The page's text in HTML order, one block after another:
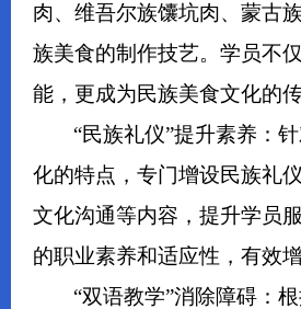
肉、维吾尔族馕坑肉、蒙古
族美食的制作技艺。学员不
能，更成为民族美食文化的
“民族礼仪”提升素养：
化的特点，专门增设民族礼
文化沟通等内容，提升学员
的职业素养和适应性，有效
“双语教学”消除障碍：